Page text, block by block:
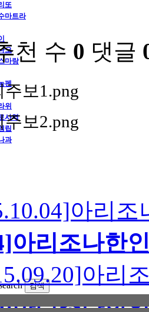
또
마트라
오
마랑
펜
위
사역
립
과
천 수 0 댓글
아리조
아리조나한
아리
아리조나한